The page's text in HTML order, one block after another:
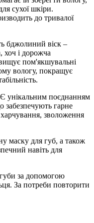
сухої шкіри.
до тривалої
бджолиний віск –
хоч і дорожча
пом'якшувальні
вологу, покращує
унікальним поєднанням
забезпечують гарне
зволоження
маску для губ, а також
навіть для
за допомогою
За потреби повторити